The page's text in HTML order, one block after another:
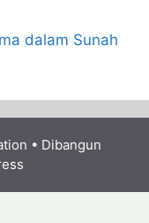
dalam Sunah
• Dibangun